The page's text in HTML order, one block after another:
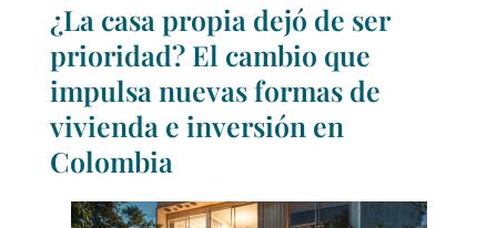
¿La casa propia dejó de ser
prioridad? El cambio que
impulsa nuevas formas de
vivienda e inversión en
Colombia